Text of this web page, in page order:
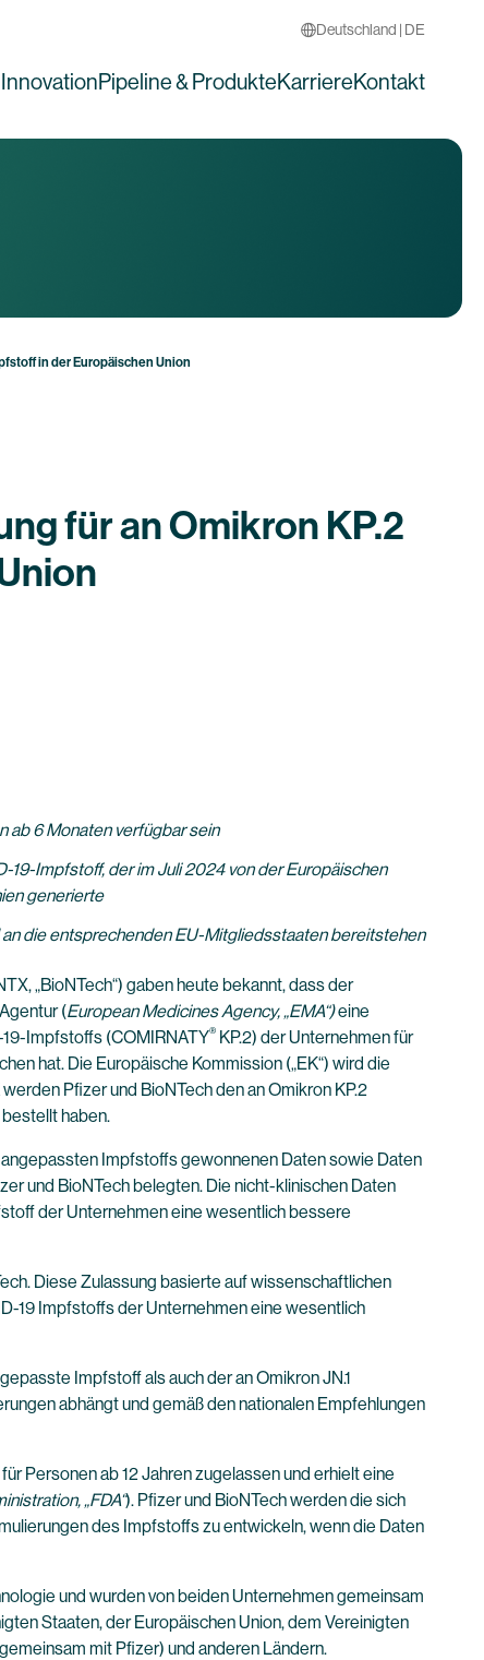
Deutschland | DE
Pipeline & ProdukteKarriereKontakt
in der Europäischen Union
für an Omikron KP.2
ab 6 Monaten verfügbar sein
19-Impfstoff, der im Juli 2024 von der Europäischen
generierte
die entsprechenden EU-Mitgliedsstaaten bereitstehen
„BioNTech“) gaben heute bekannt, dass der
(European Medicines Agency, „EMA“)eine
Impfstoffs (COMIRNATY® KP.2) der Unternehmen für
hat. Die Europäische Kommission („EK“) wird die
Pfizer und BioNTech den an Omikron KP.2
haben.
Impfstoffs gewonnenen Daten sowie Daten
und BioNTech belegten. Die nicht-klinischen Daten
der Unternehmen eine wesentlich bessere
Diese Zulassung basierte auf wissenschaftlichen
19 Impfstoffs der Unternehmen eine wesentlich
Impfstoff als auch der an Omikron JN.1
abhängt und gemäß den nationalen Empfehlungen
Personen ab 12 Jahren zugelassen und erhielt eine
„FDA“). Pfizer und BioNTech werden die sich
des Impfstoffs zu entwickeln, wenn die Daten
und wurden von beiden Unternehmen gemeinsam
Staaten, der Europäischen Union, dem Vereinigten
mit Pfizer) und anderen Ländern.